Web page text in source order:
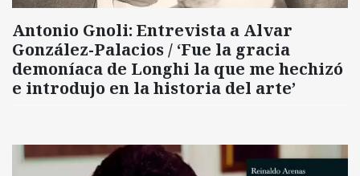
Antonio Gnoli: Entrevista a Alvar
González-Palacios / ‘Fue la gracia
demoníaca de Longhi la que me hechizó
e introdujo en la historia del arte’